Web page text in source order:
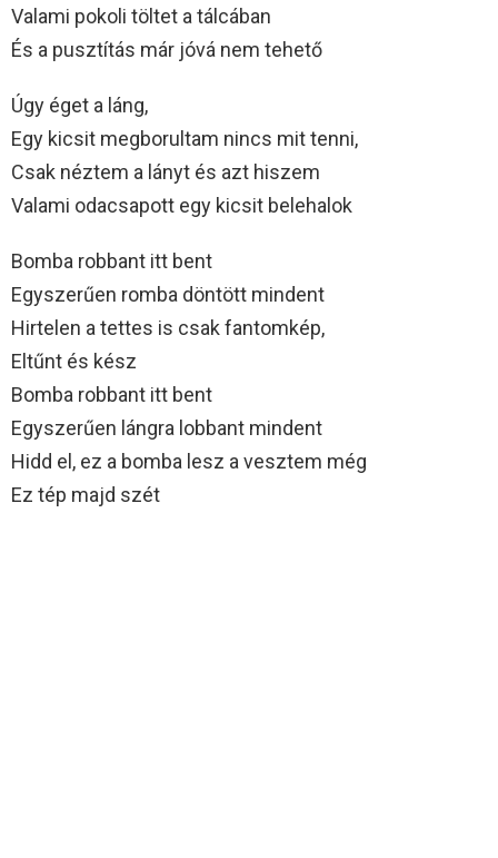
Valami pokoli töltet a tálcában
És a pusztítás már jóvá nem tehető
Úgy éget a láng,
Egy kicsit megborultam nincs mit tenni,
Csak néztem a lányt és azt hiszem
Valami odacsapott egy kicsit belehalok
Bomba robbant itt bent
Egyszerűen romba döntött mindent
Hirtelen a tettes is csak fantomkép,
Eltűnt és kész
Bomba robbant itt bent
Egyszerűen lángra lobbant mindent
Hidd el, ez a bomba lesz a vesztem még
Ez tép majd szét